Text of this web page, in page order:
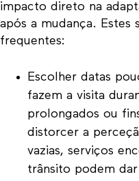
impacto direto na
após a mudança. Estes
frequentes:
Escolher datas
fazem a visita
prolongados ou
distorcer a
vazias, serviços
trânsito podem